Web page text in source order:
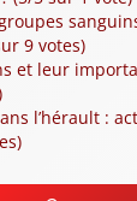
9 votes)
et leur
l’hérault :